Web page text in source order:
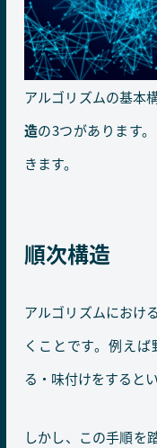
アルゴリズムの基本
造の3つがあります
きます。
順次構造
アルゴリズムにおけ
くことです。例え
る・味付けをすると
しかし、この手順を